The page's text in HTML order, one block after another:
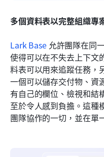
多個資料表以完整組織專
Lark Base 允許團隊在同
使得可以在不失去上下文
料表可以用來追蹤任務，
一個可以儲存交付物、資
有自己的欄位、檢視和結
至於令人感到負擔。這種
團隊協作的一切，並在單